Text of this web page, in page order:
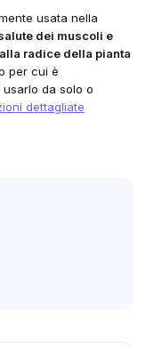
usata nella
dei muscoli e
radice della pianta
per cui è
usarlo da solo o
dettagliate